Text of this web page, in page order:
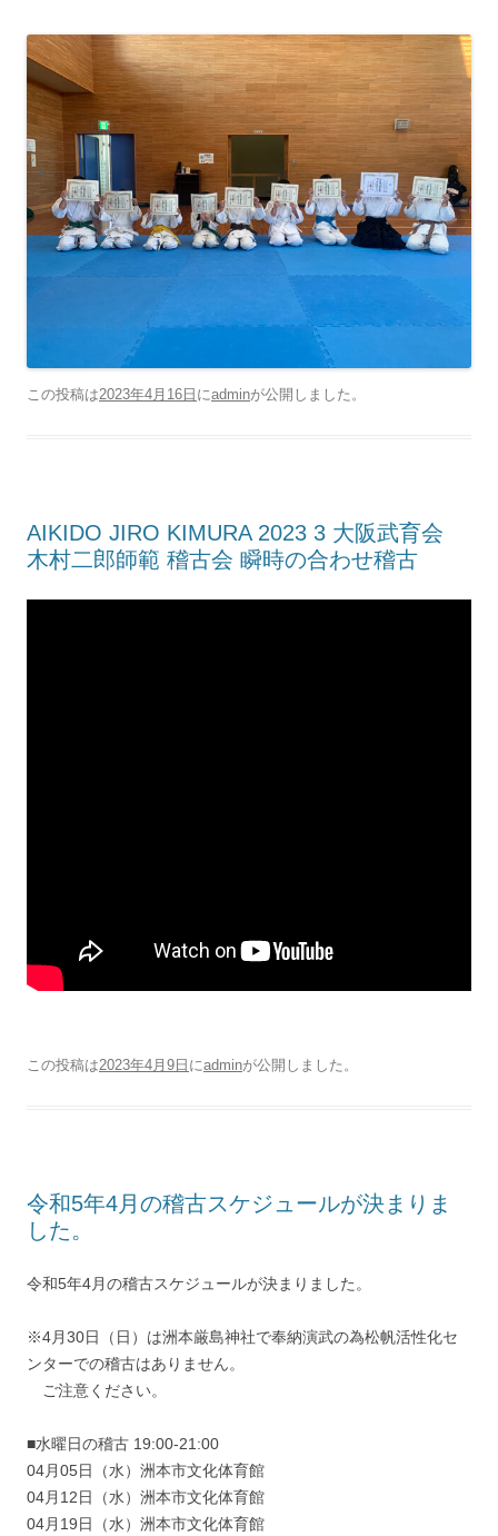
この投稿は2023年4月16日 にadminが公開しました 。
AIKIDO JIRO KIMURA 2023 3 大阪武育会
木村二郎師範 稽古会 瞬時の合わせ稽古
この投稿は2023年4月9日 にadminが公開しました 。
令和5年4月の稽古スケジュールが決まりま
した。
令和5年4月の稽古スケジュールが決まりました。
※4月30日（日）は洲本厳島神社で奉納演武の為松帆活性化セ
ンターでの稽古はありません。
ご注意ください。
■水曜日の稽古 19:00-21:00
04月05日（水）洲本市文化体育館
04月12日（水）洲本市文化体育館
04月19日（水）洲本市文化体育館